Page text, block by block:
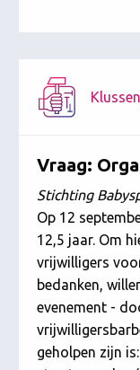
Vraag:
Stichting
Op 12
12,5 jaar. Om
vrijwilligers
bedanken,
evenement -
geholpen zijn